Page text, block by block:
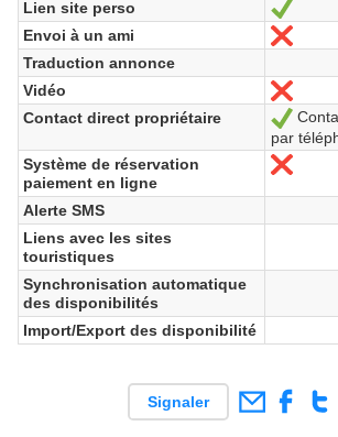
Lien site perso
Oui
Envoi à un ami
Non
Traduction annonce
Vidéo
Non
Contact direct propriétaire
Oui
par
Système de réservation
paiement en ligne
Non
Alerte SMS
Liens avec les sites
touristiques
Synchronisation automatique
des disponibilités
Import/Export des disponibilité
Signaler